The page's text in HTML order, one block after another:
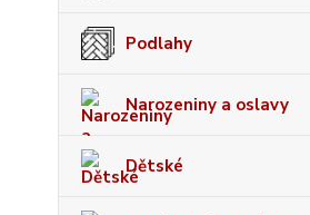
Podlahy
Narozeniny a oslavy
Dětské